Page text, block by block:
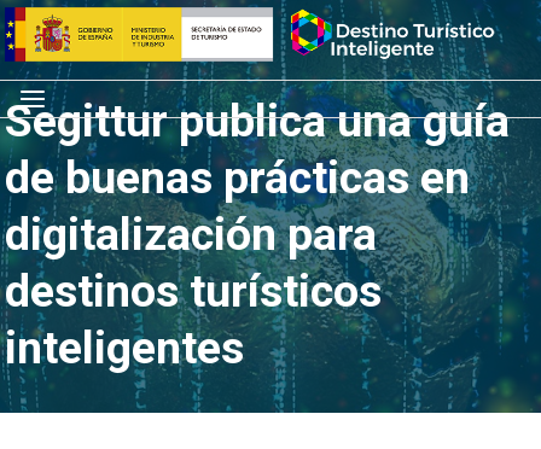
Saltar
al
contenido
Inicio
Menú
Segittur publica una guía
de buenas prácticas en
digitalización para
destinos turísticos
inteligentes